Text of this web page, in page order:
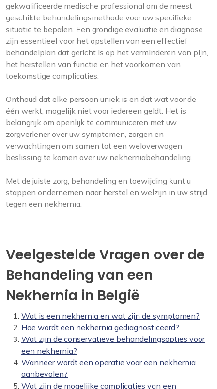
gekwalificeerde medische professional om de meest
geschikte behandelingsmethode voor uw specifieke
situatie te bepalen. Een grondige evaluatie en diagnose
zijn essentieel voor het opstellen van een effectief
behandelplan dat gericht is op het verminderen van pijn,
het herstellen van functie en het voorkomen van
toekomstige complicaties.
Onthoud dat elke persoon uniek is en dat wat voor de
één werkt, mogelijk niet voor iedereen geldt. Het is
belangrijk om openlijk te communiceren met uw
zorgverlener over uw symptomen, zorgen en
verwachtingen om samen tot een weloverwogen
beslissing te komen over uw nekherniabehandeling.
Met de juiste zorg, behandeling en toewijding kunt u
stappen ondernemen naar herstel en welzijn in uw strijd
tegen een nekhernia.
Veelgestelde Vragen over de
Behandeling van een
Nekhernia in België
Wat is een nekhernia en wat zijn de symptomen?
Hoe wordt een nekhernia gediagnosticeerd?
Wat zijn de conservatieve behandelingsopties voor
een nekhernia?
Wanneer wordt een operatie voor een nekhernia
aanbevolen?
Wat zijn de mogelijke complicaties van een